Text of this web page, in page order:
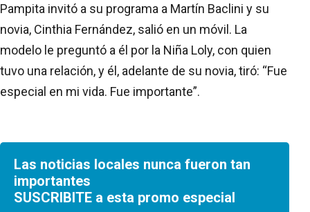
Pampita invitó a su programa a Martín Baclini y su
novia, Cinthia Fernández, salió en un móvil. La
modelo le preguntó a él por la Niña Loly, con quien
tuvo una relación, y él, adelante de su novia, tiró: “Fue
especial en mi vida. Fue importante”.
Las noticias locales nunca fueron tan
importantes
SUSCRIBITE a esta promo especial